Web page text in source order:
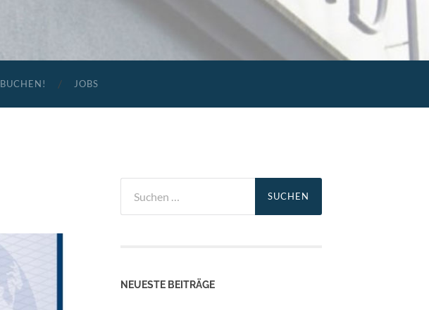
BUCHEN! JOBS
nach:
NEUESTE BEITRÄGE